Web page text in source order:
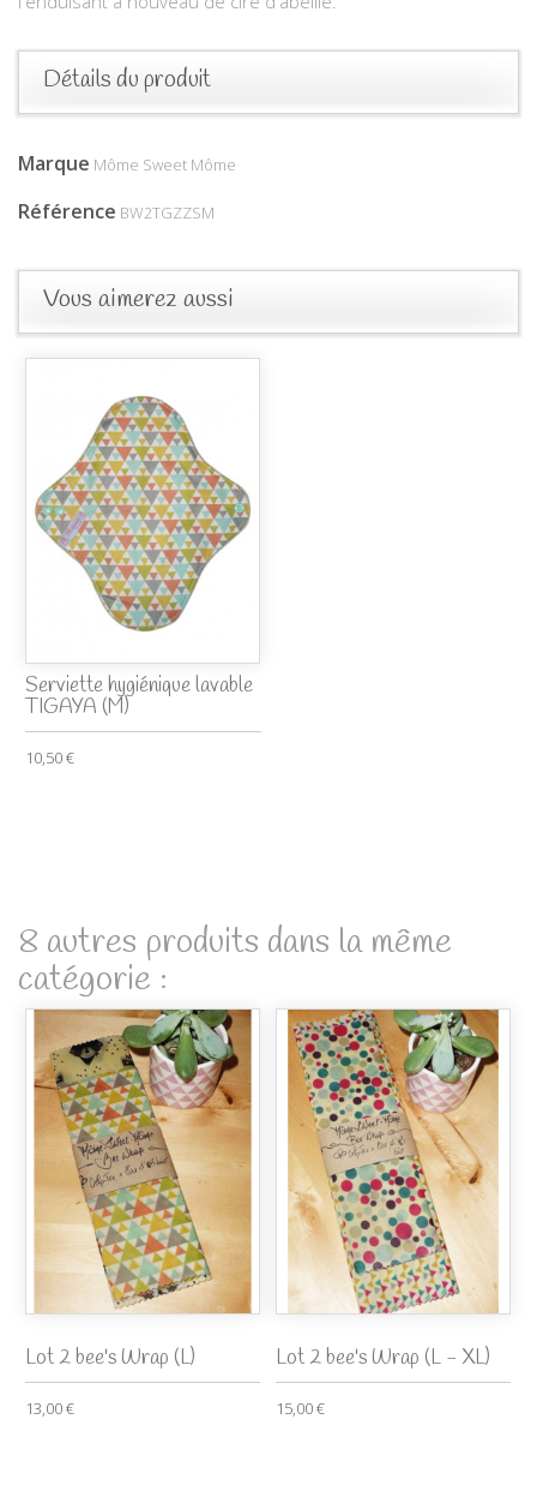
Détails du produit
Marque Môme Sweet Môme
Référence BW2TGZZSM
Vous aimerez aussi
Serviette hygiénique lavable
TIGAYA (M)
10,50 €
8 autres produits dans la même
catégorie :
Lot 2 bee's Wrap (L)
13,00 €
Lot 2 bee's Wrap (L - XL)
15,00 €